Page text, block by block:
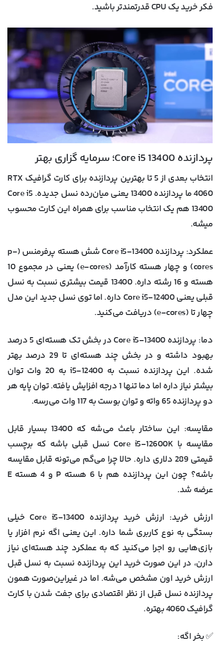
فکر خرید یک CPU قدرتمندتر باشید.
پردازنده Core i5 13400؛ سرمایه گزاری بهتر
انتخاب بعدی از 5 تا
بهترین پردازنده برای کارت گرافیک RTX
4060
ما پردازنده 13400 یعنی میان‌رده نسل جدیده. Core i5
13400 هم یک انتخاب مناسب برای همراه این کارت محسوب
میشه.
عملکرد
: پردازنده Core i5-13400 شش هسته پرفرمنس (p-
cores) و چهار هسته کارآمد (e-cores) یعنی در مجموع 10
هسته و 16 رشته داره. 13400 قیمت بیشتری نسبت به نسل
قبلی یعنی Core i5-12400 داره. اما توی نسل جدید این مدل
چهار تا (e-cores) دریافت می‌کنید.
دما
: پردازنده Core i5-13400 در بخش تک هسته‌ای 5 درصد
بهبود داشته و در بخش چند هسته‌ای تا 29 درصد بهتر
شده. این پردازنده نسبت به i5-12400 به 20 وات توان
بیشتر نیاز داره اما دما تنها 1 درجه افزایش یافته. توان پایه هر
دو پردازنده 65 واته و توان بوست به 117 وات می‌رسه.
مقایسه
: این ساختار باعث می‌شه که 13400 بسیار قابل
مقایسه با Core i5-12600K نسل قبلی باشه که برچسب
قیمتی 289 دلاری داره. حالا چرا می‌گم می‌تونه قابل مقایسه
باشه؟ چون این پردازنده هم با 6 هسته P و 4 هسته E
عرضه شد.
ارزش خرید
: ارزش خرید پردازنده Core i5-13400 خیلی
بستگی به نوع کاربری شما داره. این یعنی اگه نرم افزار یا
بازی‌هایی رو اجرا می‌کنید که به عملکرد چند هسته‌ای نیاز
دارن، در این صورت خرید این پردازنده نسبت به نسل قبل
ارزش خرید اون مشخص می‌شه. اما در غیراین‌صورت همون
پردازنده نسل قبل از نظر اقتصادی برای جفت شدن با کارت
گرافیک 4060 بهتره.
✅ بخر اگه: